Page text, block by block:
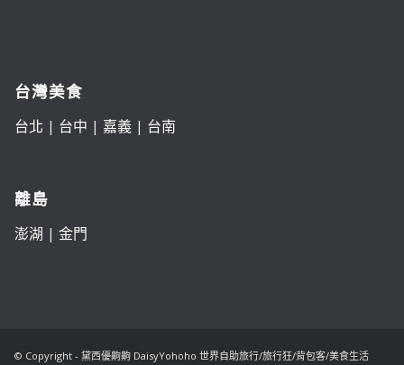
台灣美食
台北 | 台中 | 嘉義| 台南
離島
澎湖 | 金門
© Copyright - 黛西優齁齁 DaisyYohoho 世界自助旅行/旅行狂/背包客/美食生活